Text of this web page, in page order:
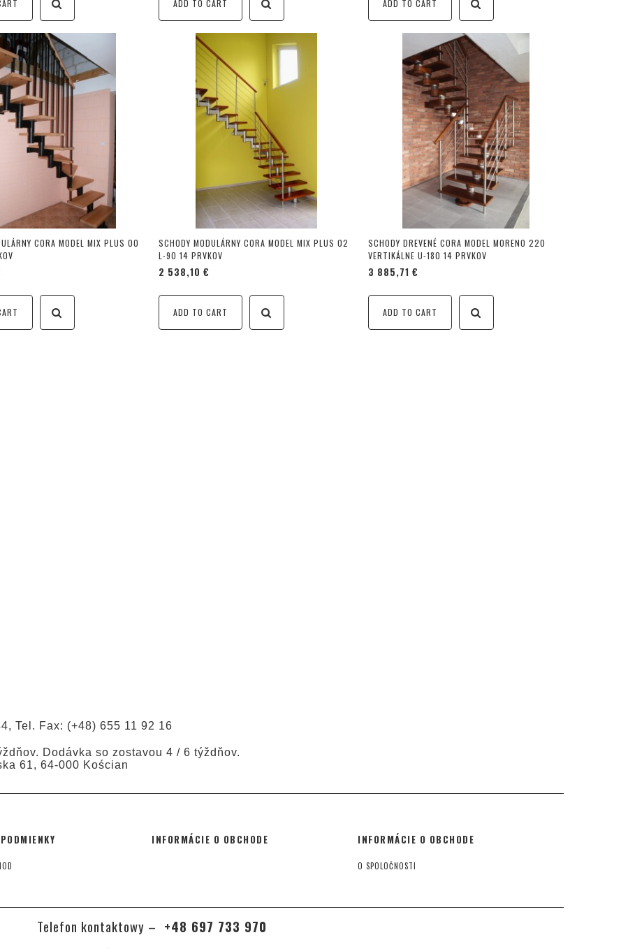
ADD TO CART ADD TO CART
CORA MODEL MIX PLUS 00
SCHODY MODULÁRNY CORA MODEL MIX PLUS 02
L-90 14 PRVKOV
2 538,10 €
ADD TO CART
SCHODY DREVENÉ CORA MODEL MORENO 220
VERTIKÁLNE U-180 14 PRVKOV
3 885,71 €
ADD TO CART
Tel. Fax: (+48) 655 11 92 16
Dodávka so zostavou 4 / 6 týždňov.
61, 64-000 Kościan
INFORMÁCIE O OBCHODE INFORMÁCIE O OBCHODE
O SPOLOČNOSTI
Telefon kontaktowy – +48 697 733 970